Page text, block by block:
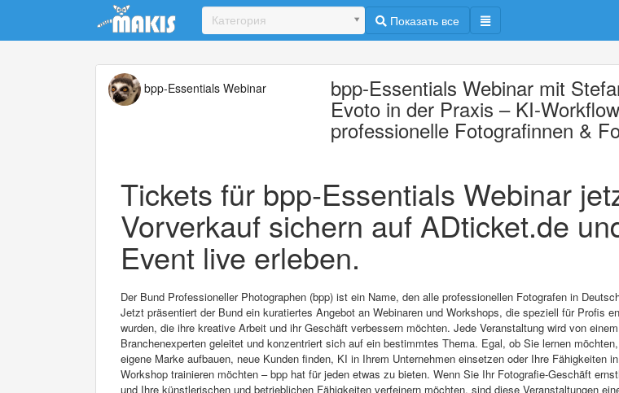
Update cookies preferences
Категория Показать все
bpp-Essentials Webinar bpp-Essentials Webinar mit
Evoto in der Praxis – KI-
professionelle Fotografinnen &
Tickets für bpp-Essentials Webinar
Vorverkauf sichern auf ADticket.de
Event live erleben.
Der Bund Professioneller Photographen (bpp) ist ein Name, den alle professionellen Fotografen in
Jetzt präsentiert der Bund ein kuratiertes Angebot an Webinaren und Workshops, die speziell für Profis
wurden, die ihre kreative Arbeit und ihr Geschäft verbessern möchten. Jede Veranstaltung wird von einem
Branchenexperten geleitet und konzentriert sich auf ein bestimmtes Thema. Egal, ob Sie lernen
eigene Marke aufbauen, neue Kunden finden, KI in Ihrem Unternehmen einsetzen oder Ihre Fähigkeiten
Workshop trainieren möchten – bpp hat für jeden etwas zu bieten. Wenn Sie Ihr Fotografie-Geschäft
und Ihre künstlerischen und betrieblichen Fähigkeiten verfeinern möchten, sind diese Veranstaltungen